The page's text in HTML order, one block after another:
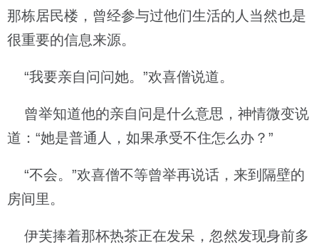
那栋居民楼，曾经参与过他们生活的人当然也是
很重要的信息来源。
“我要亲自问问她。”欢喜僧说道。
曾举知道他的亲自问是什么意思，神情微变说
道：“她是普通人，如果承受不住怎么办？”
“不会。”欢喜僧不等曾举再说话，来到隔壁的
房间里。
伊芙捧着那杯热茶正在发呆，忽然发现身前多